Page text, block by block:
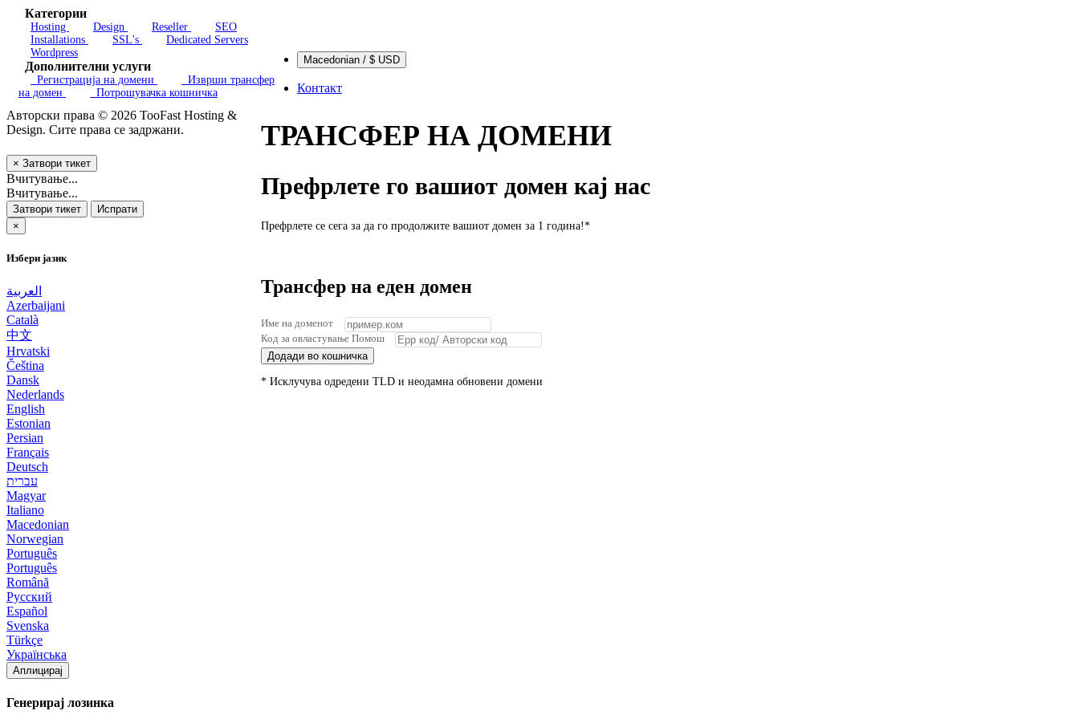
Категории
Hosting Design Reseller
SEO
Installations
SSL's
Dedicated Servers
Wordpress
Дополнителни услуги
Регистрација на домени
Изврши трансфер
на домен
Потрошувачка кошничка
ТРАНСФЕР НА ДОМЕНИ
Префрлете го вашиот домен кај нас
Префрлете се сега за да го продолжите вашиот домен за 1 година!*
Трансфер на еден домен
Име на доменот
Код за овластување Помош
Додади во кошничка
* Исклучува одредени TLD и неодамна обновени домени
Macedonian / $ USD
Контакт
Авторски права © 2026 TooFast Hosting &
Design. Сите права се задржани.
× Затвори тикет
Вчитување...
Вчитување...
Затвори тикет
Испрати
×
Избери јазик
العربية
Azerbaijani
Català
中文
Hrvatski
Čeština
Dansk
Nederlands
English
Estonian
Persian
Français
Deutsch
עברית
Magyar
Italiano
Macedonian
Norwegian
Português
Português
Română
Русский
Español
Svenska
Türkçe
Українська
Аплицирај
Генерирај лозинка